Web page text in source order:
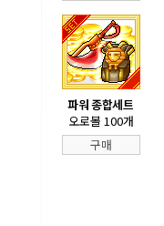
파워 종합세트
오로볼 100개
구매